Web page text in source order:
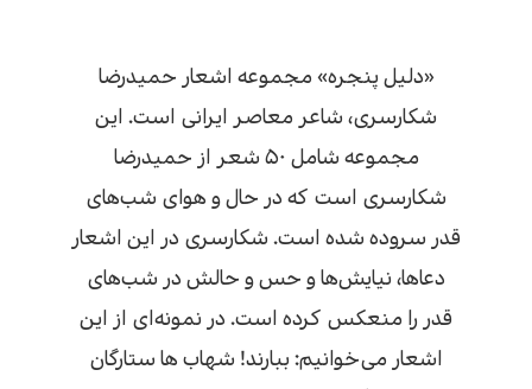
«دلیل پنجره» مجموعه اشعار حمیدرضا
شکارسری، شاعر معاصر ایرانی است. این
مجموعه شامل ۵۰ شعر از حمیدرضا
شکارسری است که در حال و هوای شب‌های
قدر سروده شده است. شکارسری در این اشعار
دعاها،‌ نیایش‌ها و حس و حالش در شب‌های
قدر را منعکس کرده است. در نمونه‌ای از این
اشعار می‌خوانیم: ببارند! شهاب ها ستارگان